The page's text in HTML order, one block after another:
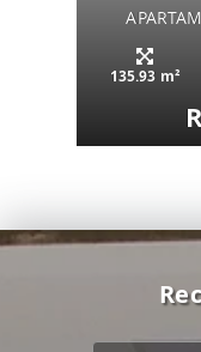
135.93 m²